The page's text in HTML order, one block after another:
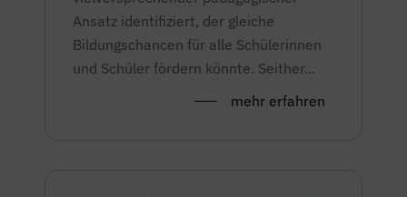
Ansatz identifiziert, der gleiche
Bildungschancen für alle Schülerinnen
und Schüler fördern könnte. Seither...
mehr erfahren